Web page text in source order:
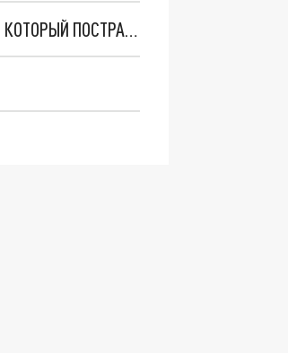
В КРАСНОДАРЕ ПРОДОЛЖАЮТ ЧИНИТЬ КРЫШУ ДОМА НА УЛ. КЛИНИЧЕСКОЙ, КОТОРЫЙ ПОСТРАДАЛ ИЗ-ЗА ВЗРЫВА ГАЗА